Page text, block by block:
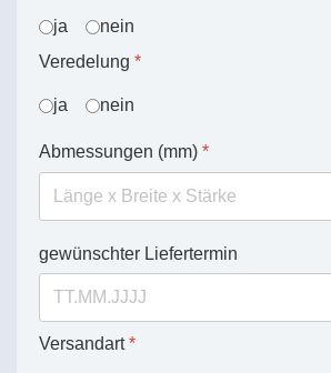
ja
nein
Veredelung *
ja nein
Abmessungen (mm) *
gewünschter Liefertermin
Versandart*